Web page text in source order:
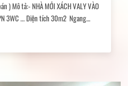
) Mô tả:- NHÀ MỚI XÁCH VALY VÀO
3WC ... Diện tích 30m2 Ngang
đủ trệt + 2 lầu + sân thượng ..-